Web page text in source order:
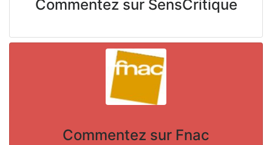
Commentez sur SensCritique
Commentez sur Fnac